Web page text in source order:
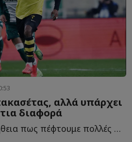
αλλά υπάρχει
διαφορά
Στην ΑΕΚ είναι αλήθεια πως πέφτουμε πολλές στην παγίδα ν...